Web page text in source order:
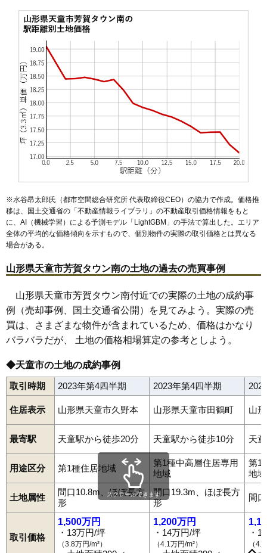
46 下荻野戸 4.6万円
47 万代
蔵増 3.9万円 602万円
49
50 2.7万円
51 大清水 2.6万円 140万円
52 313万円
※水谷昂太郎氏（都市空間総合研究所 代表取締役CEO）の協力で作成。価格推
移は、国土交通省の「不動産情報ライブラリ 」の不動産取引価格情報をもと
に、AI（機械学習）による予測モデル「LightGBM」の手法で算出した。エリア
全体の平均的な価格傾向を示すもので、個別物件の実際の取引価格とは異なる
場合がある。
山形県天童市芳賀タウン南の土地の過去の売買事例
山形県天童市芳賀タウン南付近での実際の土地の成約事
例（売却事例、国土交通省公開）を見てみよう。実際の売
買は、さまざまな物件が含まれているため、価格はかなり
バラバラだが、 土地の価格相場算定の参考としよう。
◆天童市の土地の成約事例
取引時期 2023年第4四半期 2023年第4四半期
住居表示 山形県天童市久野本 山形県天童市田鶴町 山
最寄駅 天童駅から徒歩20分 天童駅から徒歩10分 天
用途区分 第1種住居地域
第1種中高層住居専用
地域
第1
地域
土地属性
間口10.8m、ほぼ長方
形
間口19.3m、ほぼ長方
形
間
取引価格
1,500万円
・13万円/坪
（3.8万円/m²）
1,200万円
・14万円/坪
（4.1万円/m²）
・
（
スクロールできます
荒谷泉町 五日町駅西老野森 柏木町鎌田鎌田本町